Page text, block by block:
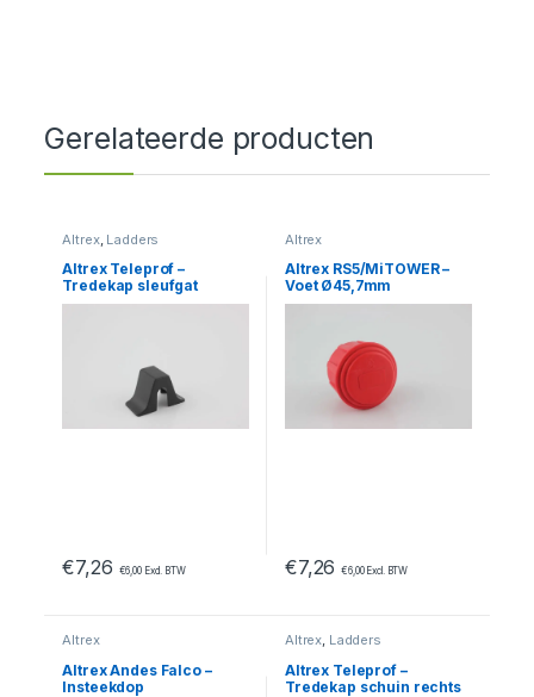
Gerelateerde producten
Altrex, Ladders
Altrex Teleprof –
Tredekap sleufgat
€7,26 €6,00Excl. BTW
Altrex
Altrex RS5/MiTOWER –
Voet Ø45,7mm
driehoeksstabilisator /
€7,26 €6,00Excl. BTW
Altrex
Altrex Andes Falco –
Insteekdop
Altrex, Ladders
Altrex Teleprof –
Tredekap schuin rechts